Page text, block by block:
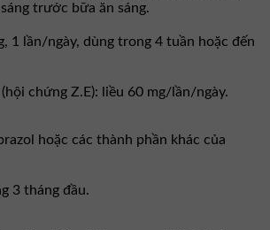
trước bữa ăn sáng.
1 lần/ngày, dùng trong 4 tuần hoặc đến
chứng Z.E): liều 60 mg/lần/ngày.
hoặc các thành phần khác của
3 tháng đầu.